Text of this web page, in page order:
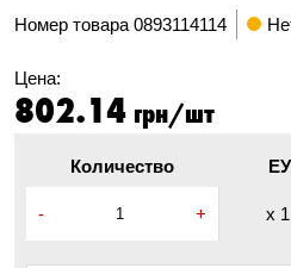
Номер товара 0893114114
Цена:
802.14 грн/шт
Количество
- +
ЕУ
x